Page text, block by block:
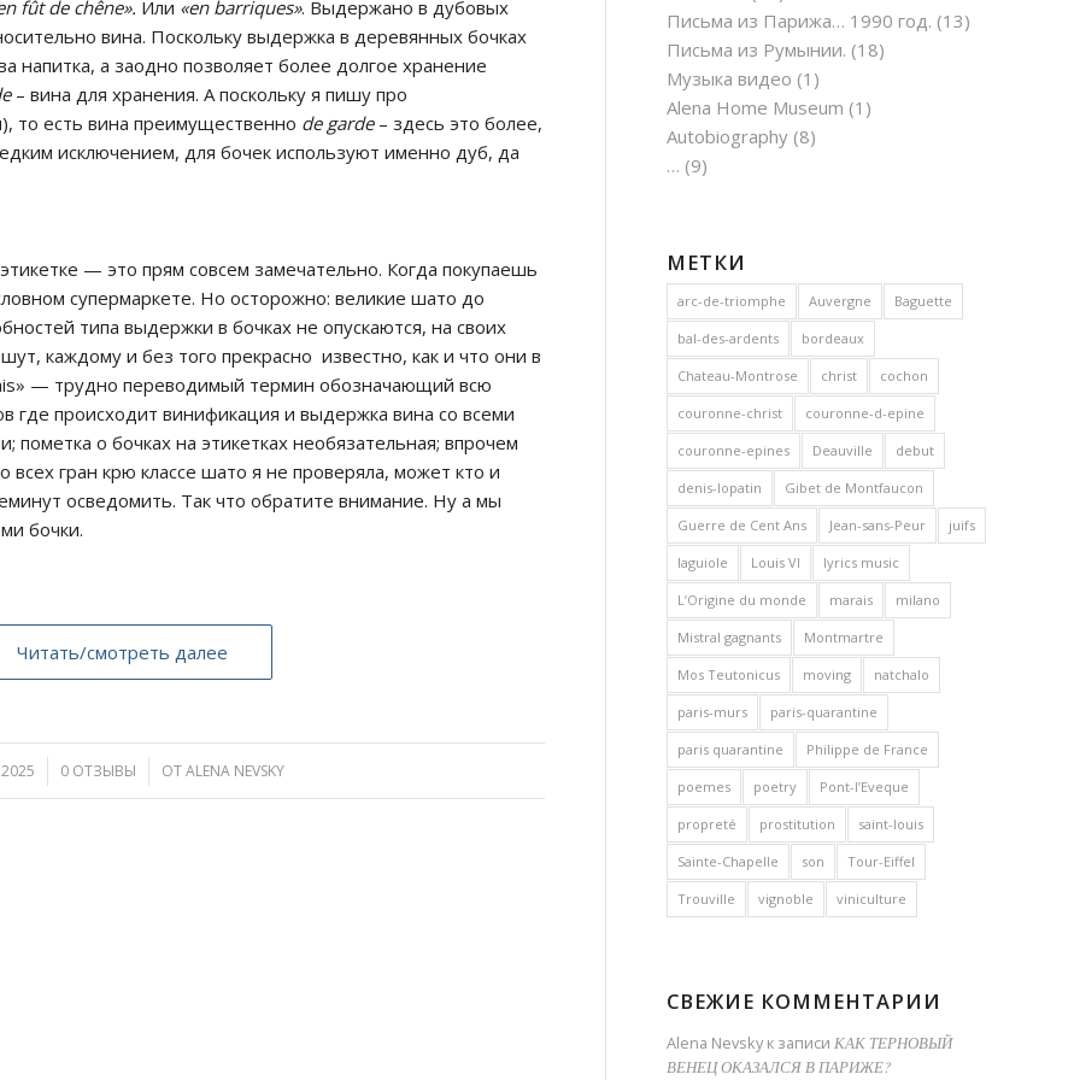
fût de chêne». Или «en barriques». Выдержано в дубовых
вина. Поскольку выдержка в деревянных бочках
напитка, а заодно позволяет более долгое хранение
– вина для хранения. А поскольку я пишу про
то есть вина преимущественно de garde– здесь это более,
исключением, для бочек используют именно дуб, да
— это прям совсем замечательно. Когда покупаешь
супермаркете. Но осторожно: великие шато до
типа выдержки в бочках не опускаются, на своих
каждому и без того прекрасно известно, как и что они в
— трудно переводимый термин обозначающий всю
где происходит винификация и выдержка вина со всеми
о бочках на этикетках необязательная; впрочем
всех гран крю классе шато я не проверяла, может кто и
осведомить. Так что обратите внимание. Ну а мы
бочки.
Читать/смотреть далее
0 ОТЗЫВЫ
/ ОТALENA NEVSKY
Письма из Парижа… 1990 год. (13)
Письма из Румынии. (18)
Музыка видео (1)
Alena Home Museum (1)
Autobiography (8)
… (9)
МЕТКИ
arc-de-triomphe Auvergne Baguette
bal-des-ardents bordeaux
Chateau-Montrose christ cochon
couronne-christ couronne-d-epine
couronne-epines Deauville debut
denis-lopatin Gibet de Montfaucon
Guerre de Cent Ans Jean-sans-Peur juifs
laguiole Louis VI lyrics music
L’Origine du monde marais milano
Mistral gagnants Montmartre
Mos Teutonicus moving natchalo
paris-murs paris-quarantine
paris quarantine Philippe de France
poemes poetry Pont-l’Eveque
propreté prostitution saint-louis
Sainte-Chapelle son Tour-Eiffel
Trouville vignoble viniculture
СВЕЖИЕ КОММЕНТАРИИ
Alena Nevsky к записиКАК ТЕРНОВЫЙ
ВЕНЕЦ ОКАЗАЛСЯ В ПАРИЖЕ?